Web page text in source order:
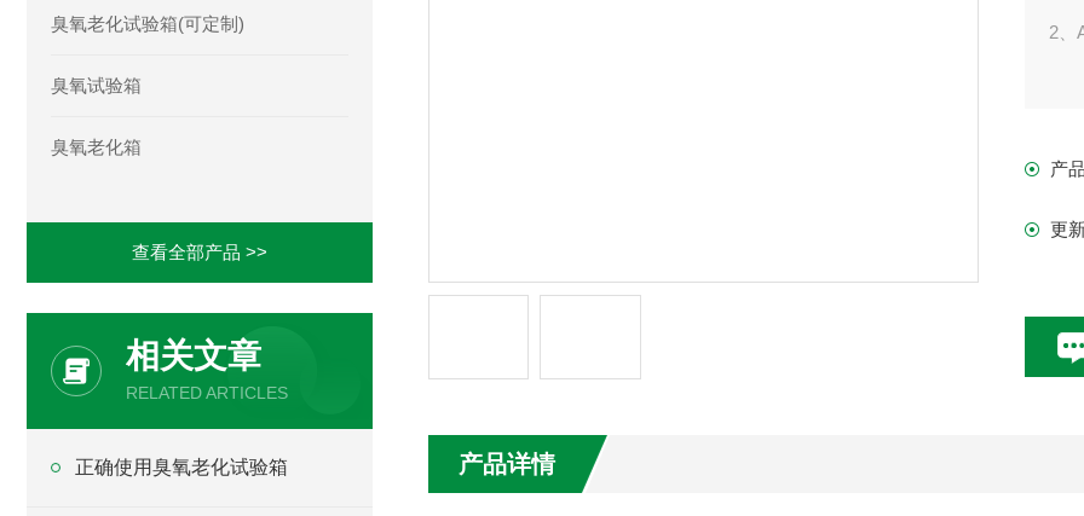
臭氧老化试验箱(可定制)
臭氧试验箱
臭氧老化箱
查看全部产品 >>
相关文章
RELATED ARTICLES
正确使用臭氧老化试验箱
2、
6
产
更
产品详情